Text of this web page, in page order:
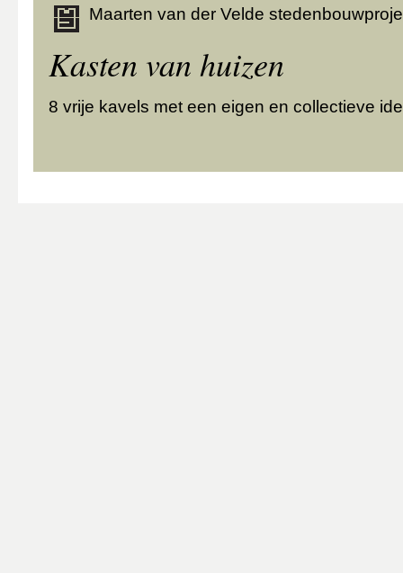
Maarten van der Velde
Kasten van huizen
8 vrije kavels met een eigen en collectieve